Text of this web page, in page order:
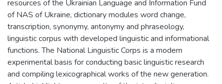
resources of the Ukrainian Language and Information Fund
of NAS of Ukraine, dictionary modules word change,
transcription, synonymy, antonymy and phraseology,
linguistic corpus with developed linguistic and informational
functions. The National Linguistic Corps is a modern
experimental basis for conducting basic linguistic research
and compiling lexicographical works of the new generation.